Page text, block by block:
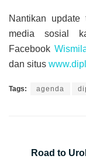
Nantikan
media sosial
Facebook
dan situs
Tags: agenda
Road to